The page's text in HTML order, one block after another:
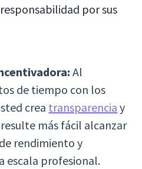
por sus
Al
de tiempo con los
crea transparencia y
más fácil alcanzar
rendimiento y
escala profesional.